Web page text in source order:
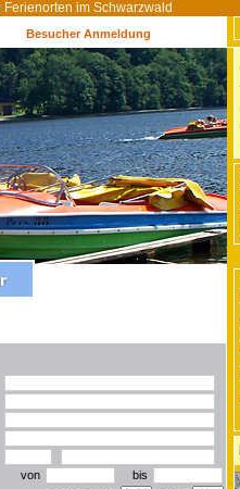
im Schwarzwald
Besucher Anmeldung
von
bis